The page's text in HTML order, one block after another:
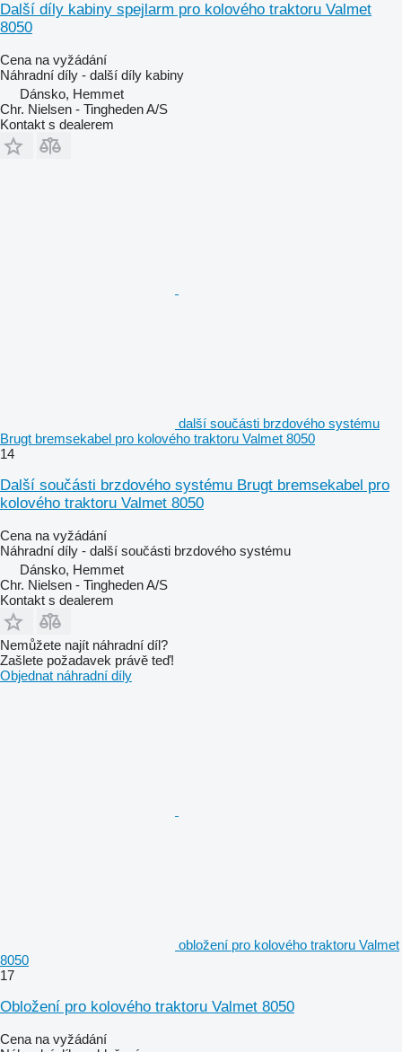
Další díly kabiny spejlarm pro kolového traktoru Valmet
8050
Cena na vyžádání
Náhradní díly - další díly kabiny
Dánsko, Hemmet
Chr. Nielsen - Tingheden A/S
Kontakt s dealerem
další součásti brzdového systému
Brugt bremsekabel pro kolového traktoru Valmet 8050
14
Další součásti brzdového systému Brugt bremsekabel pro
kolového traktoru Valmet 8050
Cena na vyžádání
Náhradní díly - další součásti brzdového systému
Dánsko, Hemmet
Chr. Nielsen - Tingheden A/S
Kontakt s dealerem
Nemůžete najít náhradní díl?
Zašlete požadavek právě teď!
Objednat náhradní díly
obložení pro kolového traktoru Valmet
8050
17
Obložení pro kolového traktoru Valmet 8050
Cena na vyžádání